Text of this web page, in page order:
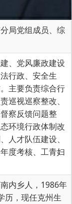
局党组成员、综
、党风廉政建设
行政、安全生
主要负责综合行
巡视巡察整改、
察反馈问题整
环境行政体制改
人才队伍建设、
度考核、工青妇
内乡人，1986年
历，现任克州生